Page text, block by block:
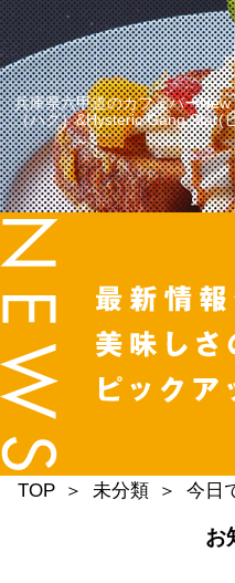
兵庫県六甲道のカフェバー
（ハグ）&Hysteric Gang Star(
TOP 未分類 今日
お